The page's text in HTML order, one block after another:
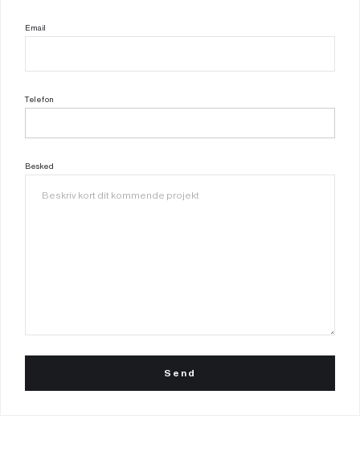
Email
Telefon
Besked